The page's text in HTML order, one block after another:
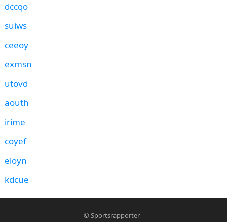
dccqo
suiws
ceeoy
exmsn
utovd
aouth
irime
coyef
eloyn
kdcue
© Sportsrapporter-